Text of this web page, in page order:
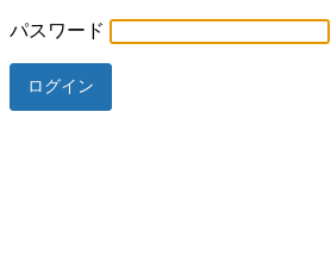
パスワード